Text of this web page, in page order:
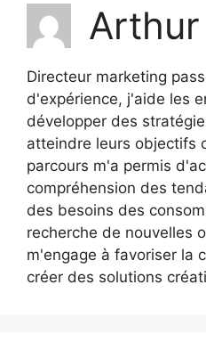
Directeur marketing
d'expérience, j'aide les
développer des
atteindre leurs objectifs
parcours m'a permis
compréhension des
des besoins des
recherche de nouvelles
m'engage à favoriser la
créer des solutions